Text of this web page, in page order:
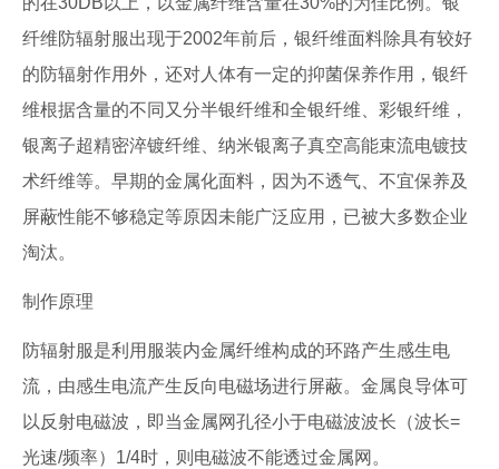
纤维防辐射服出现于2002年前后，银纤维面料除具有较好
的防辐射作用外，还对人体有一定的抑菌保养作用，银纤
维根据含量的不同又分半银纤维和全银纤维、彩银纤维，
银离子超精密淬镀纤维、纳米银离子真空高能束流电镀技
术纤维等。早期的金属化面料，因为不透气、不宜保养及
屏蔽性能不够稳定等原因未能广泛应用，已被大多数企业
淘汰。
制作原理
防辐射服是利用服装内金属纤维构成的环路产生感生电
流，由感生电流产生反向电磁场进行屏蔽。金属良导体可
以反射电磁波，即当金属网孔径小于电磁波波长（波长=
光速/频率）1/4时，则电磁波不能透过金属网。